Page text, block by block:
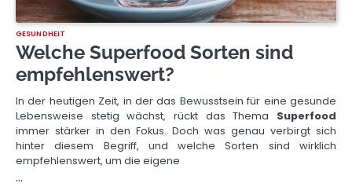
GESUNDHEIT
Welche Superfood Sorten sind
empfehlenswert?
In der heutigen Zeit, in der das Bewusstsein für eine gesunde
Lebensweise stetig wächst, rückt das Thema Superfood
immer stärker in den Fokus. Doch was genau verbirgt sich
hinter diesem Begriff, und welche Sorten sind wirklich
empfehlenswert, um die eigene
…